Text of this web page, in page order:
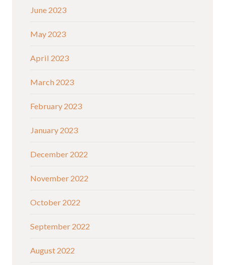
June 2023
May 2023
April 2023
March 2023
February 2023
January 2023
December 2022
November 2022
October 2022
September 2022
August 2022